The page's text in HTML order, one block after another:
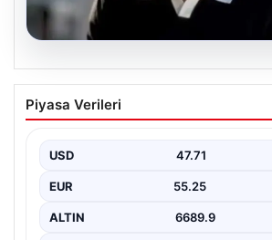
06.08.2026
Fatih’te 19 yaşındaki Ali’nin
öldürüldüğü kavgaya ilişkin
Piyasa Verileri
USD 47.71
EUR 55.25
ALTIN 6689.9